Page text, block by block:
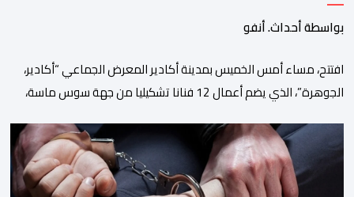
بواسطة أحداث. أنفو
افتتح، مساء أمس الخميس بمدينة أكادير المعرض الجماعي “أكادير،
الجوهرة”، الذي يضم أعمال 12 فنانا تشكيليا من جهة سوس ماسة،
لـ”فضاء إكسبو أكادير” الجديد، الذي يطمح إلى أن يصبح فضاء دائما
مخصصا للتعريف بإبداعات ومواهب الجهة وخارجها. ويجمع معرض
“أكادير، الجوهرة”، الذي تنظمه مؤسسة […]